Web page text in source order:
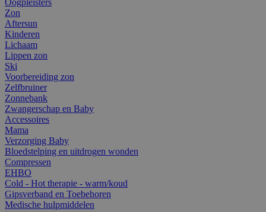
Zon
Aftersun
Kinderen
Lichaam
Lippen zon
Ski
Voorbereiding zon
Zelfbruiner
Zonnebank
Zwangerschap en Baby
Accessoires
Mama
Verzorging Baby
Bloedstelping en uitdrogen wonden
Compressen
EHBO
Cold - Hot therapie - warm/koud
Gipsverband en Toebehoren
Medische hulpmiddelen